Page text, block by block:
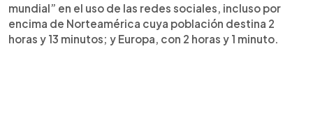
mundial” en el uso de las redes sociales, incluso por
encima de Norteamérica cuya población destina 2
horas y 13 minutos; y Europa, con 2 horas y 1 minuto.